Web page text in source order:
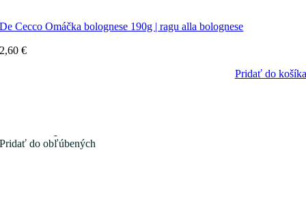
De Cecco Omáčka bolognese 190g | ragu alla bolognese
2,60€
Pridať do košíka
Pridať do obľúbených